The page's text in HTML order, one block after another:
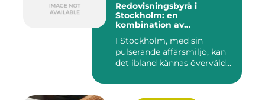
Redovisningsbyrå i
Stockholm: en
kombination av
personlig service
I Stockholm, med sin
pulserande affärsmiljö, kan
det ibland kännas överväld...